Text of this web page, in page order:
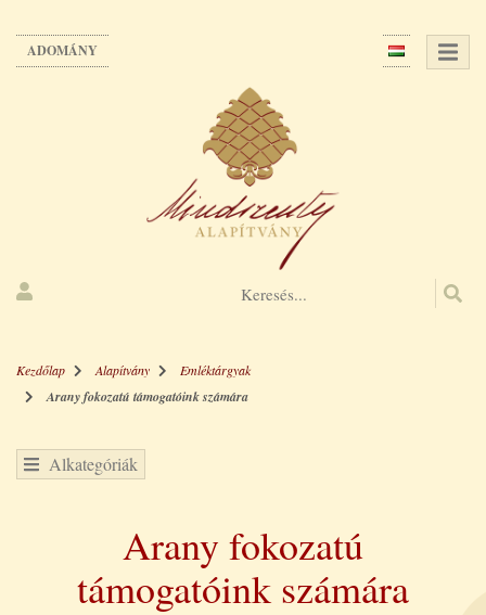
tartalomra
ADOMÁNY
Kezdőlap Alapítvány Emléktárgyak
Arany fokozatú támogatóink számára
Alkategóriák
Arany fokozatú
támogatóink számára